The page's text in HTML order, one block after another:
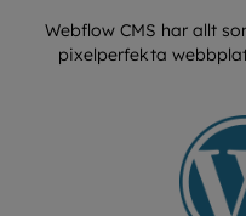
Webflow CMS har allt
pixelperfekta